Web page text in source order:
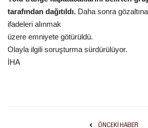
Siyaset
Galeriler
tarafından dağıtıldı. Daha sonra
ifadeleri alınmak
üzere emniyete götürüldü.
Olayla ilgili soruşturma sürdürülüyor.
İHA
ÖNCEKI HABER